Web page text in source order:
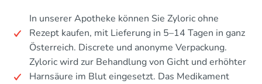
In unserer Apotheke können Sie Zyloric ohne
Rezept kaufen, mit Lieferung in 5–14 Tagen in ganz
Österreich. Discrete und anonyme Verpackung.
Zyloric wird zur Behandlung von Gicht und erhöhter
Harnsäure im Blut eingesetzt. Das Medikament